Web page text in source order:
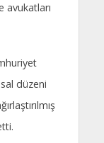
avukatları
düzeni